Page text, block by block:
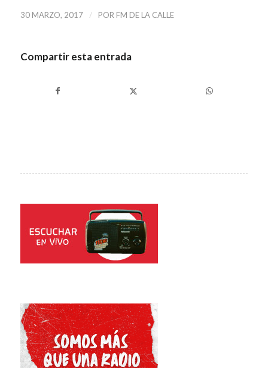
30 MARZO, 2017 / POR FM DE LA CALLE
Compartir esta entrada